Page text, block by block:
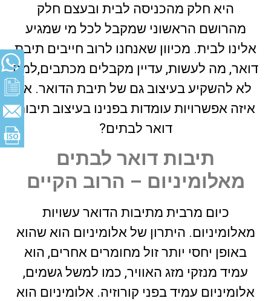
היא חלק מהכניסה לבית ובעצם חלק
מהרושם הראשוני שמקבל לכל מי שמגיע
אלינו לבית. מכיוון שאנחנו לרוב חייבים תיבת
דואר, מה לעשות, עדיין מקבלים מכתבים,למה
לא להשקיע בעיצוב גם של תיבת הדואר. אז
איזה אפשרויות עומדות בפנינו בעיצוב תיבות
דואר לבתים?
תיבות דואר לבתים
מאלומיניום – הרוב הקיים
כיום מרבית מתיבות הדואר עשויות
מאלומיניום. היתרון של אלומיניום הוא שהוא
באופן יחסי יותר זול מחומרים אחרים, הוא
עמיד מנזקי מזג האוויר, כמו למשל גשמים,
אלומיניום עמיד בפני קורוזיה. אלומיניום הוא